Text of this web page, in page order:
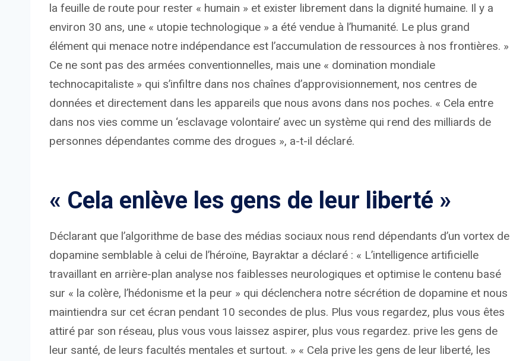
la feuille de route pour rester « humain » et exister librement dans la dignité humaine. Il y a
environ 30 ans, une « utopie technologique » a été vendue à l’humanité. Le plus grand
élément qui menace notre indépendance est l’accumulation de ressources à nos frontières. »
Ce ne sont pas des armées conventionnelles, mais une « domination mondiale
technocapitaliste » qui s’infiltre dans nos chaînes d’approvisionnement, nos centres de
données et directement dans les appareils que nous avons dans nos poches. « Cela entre
dans nos vies comme un ‘esclavage volontaire’ avec un système qui rend des milliards de
personnes dépendantes comme des drogues », a-t-il déclaré.
« Cela enlève les gens de leur liberté »
Déclarant que l’algorithme de base des médias sociaux nous rend dépendants d’un vortex de
dopamine semblable à celui de l’héroïne, Bayraktar a déclaré : « L’intelligence artificielle
travaillant en arrière-plan analyse nos faiblesses neurologiques et optimise le contenu basé
sur « la colère, l’hédonisme et la peur » qui déclenchera notre sécrétion de dopamine et nous
maintiendra sur cet écran pendant 10 secondes de plus. Plus vous regardez, plus vous êtes
attiré par son réseau, plus vous vous laissez aspirer, plus vous regardez. prive les gens de
leur santé, de leurs facultés mentales et surtout. » « Cela prive les gens de leur liberté, les